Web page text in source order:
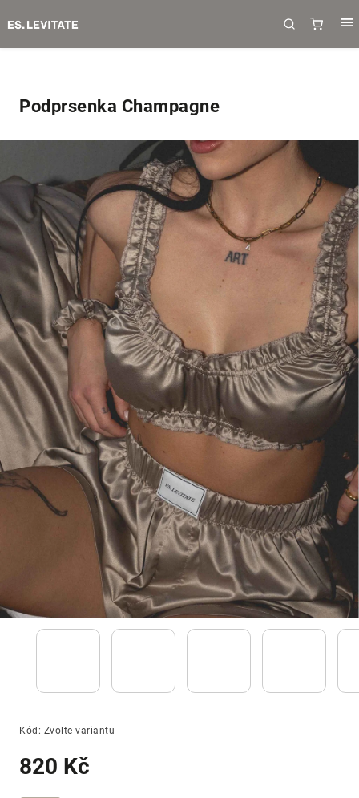
Podprsenka Champagne
Kód: Zvolte variantu
820 Kč